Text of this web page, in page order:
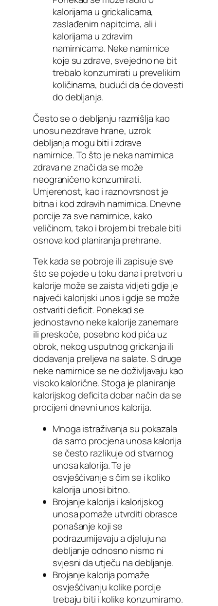
kalorijama u grickalicama,
zaslađenim napitcima, ali i
kalorijama u zdravim
namirnicama. Neke namirnice
koje su zdrave, svejedno ne bit
trebalo konzumirati u prevelikim
količinama, budući da će dovesti
do debljanja.
Često se o debljanju razmišlja kao
unosu nezdrave hrane, uzrok
debljanja mogu biti i zdrave
namirnice. To što je neka namirnica
zdrava ne znači da se može
neograničeno konzumirati.
Umjerenost, kao i raznovrsnost je
bitna i kod zdravih namirnica. Dnevne
porcije za sve namirnice, kako
veličinom, tako i brojem bi trebale biti
osnova kod planiranja prehrane.
Tek kada se pobroje ili zapisuje sve
što se pojede u toku dana i pretvori u
kalorije može se zaista vidjeti gdje je
najveći kalorijski unos i gdje se može
ostvariti deficit. Ponekad se
jednostavno neke kalorije zanemare
ili preskoče, posebno kod pića uz
obrok, nekog usputnog grickanja ili
dodavanja preljeva na salate. S druge
neke namirnice se ne doživljavaju kao
visoko kalorične. Stoga je planiranje
kalorijskog deficita dobar način da se
procijeni dnevni unos kalorija.
Mnoga istraživanja su pokazala
da samo procjena unosa kalorija
se često razlikuje od stvarnog
unosa kalorija. Te je
osvješćivanje s čim se i koliko
kalorija unosi bitno.
Brojanje kalorija i kalorijskog
unosa pomaže utvrditi obrasce
ponašanje koji se
podrazumijevaju a djeluju na
debljanje odnosno nismo ni
svjesni da utječu na debljanje.
Brojanje kalorija pomaže
osvješćivanju kolike porcije
trebaju biti i kolike konzumiramo.